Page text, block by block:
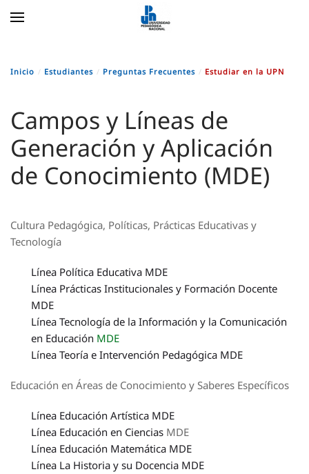
Inicio Estudiantes Preguntas Frecuentes Estudiar en la UPN
Campos y Líneas de
Generación y Aplicación
de Conocimiento (MDE)
Cultura Pedagógica, Políticas, Prácticas Educativas y
Tecnología
Línea Política Educativa MDE
Línea Prácticas Institucionales y Formación Docente
MDE
Línea Tecnología de la Información y la Comunicación
en Educación MDE
Línea Teoría e Intervención Pedagógica MDE
Educación en Áreas de Conocimiento y Saberes Específicos
Línea Educación Artística MDE
Línea Educación en Ciencias MDE
Línea Educación Matemática MDE
Línea La Historia y su Docencia MDE